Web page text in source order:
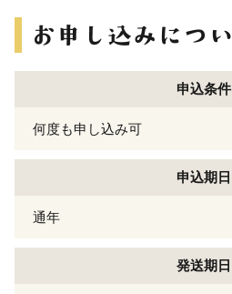
申込条件
何度も申し込み可
申込期日
通年
発送期日